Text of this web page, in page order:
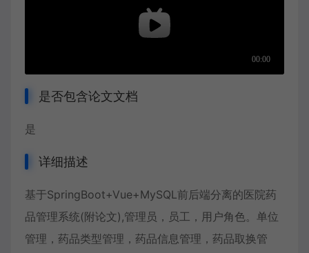
是否包含论文文档
是
详细描述
基于SpringBoot+Vue+MySQL前后端分离的医院药
品管理系统(附论文),管理员，员工，用户角色。单位
管理，药品类型管理，药品信息管理，药品取换管